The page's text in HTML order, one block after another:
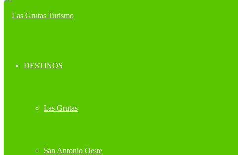
DESTINOS
Las Grutas
San Antonio Oeste